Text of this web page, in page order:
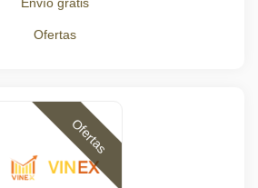
Ofertas
Ofertas